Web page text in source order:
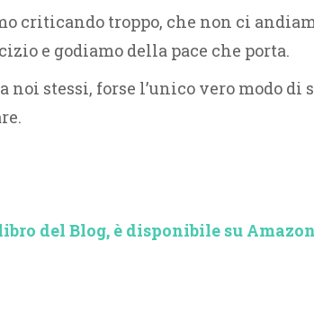
criticando troppo, che non ci
e godiamo della pace che porta.
noi stessi, forse l’unico vero modo di
libro del Blog, è disponibile su